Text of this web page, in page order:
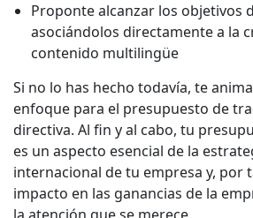
Proponte alcanzar los objetivos
asociándolos directamente a la
contenido multilingüe
Si no lo has hecho todavía, te
enfoque para el presupuesto de
directiva. Al fin y al cabo, tu
es un aspecto esencial de la
internacional de tu empresa y, por
impacto en las ganancias de la